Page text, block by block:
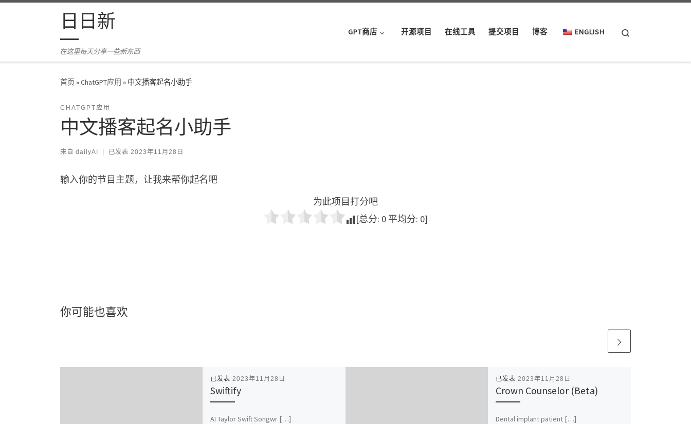
Skip to content日日新
在这里每天分享一些新东西
GPT商店 开源项目 在线工具 提交项目 博客 ENGLISH
首页»ChatGPT应用 » 中文播客起名小助手
CHATGPT应用
中文播客起名小助手
来自 dailyAI 已发表 2023年11月28日
输入你的节目主题，让我来帮你起名吧
为此项目打分吧
[总分: 0 平均分: 0]
你可能也喜欢
已发表 2023年11月28日
Swiftify
AI Taylor Swift Songwr […]
已发表 2023年11月28日
Crown Counselor (Beta)
Dental implant patient […]